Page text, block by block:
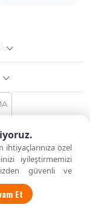
özel
iyileştirmemizi
güvenli ve
sitemizi
"Kabul Et"
"Çerez Ayarları"
Et